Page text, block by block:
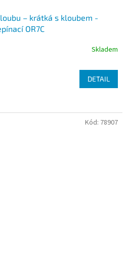
– krátká s kloubem -
OR7C
Skladem
DETAIL
Kód: 78907